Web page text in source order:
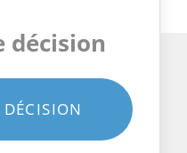
décision